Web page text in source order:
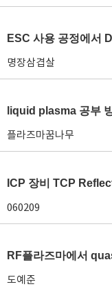
명장삼겹살
liquid plasma 공부
플라즈마꿈나무
ICP 장비 TCP
060209
도예준